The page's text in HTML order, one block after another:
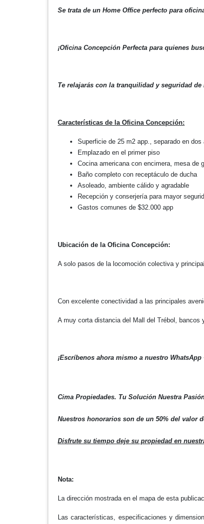
Se trata de un Home Office perfecto para
¡Oficina Concepción Perfecta para quienes
Te relajarás con la tranquilidad y seguridad
Características de la Oficina Concepción:
Superficie de 25 m2 app., separado en dos
Emplazado en el primer piso
Cocina americana con encimera, mesa de
Baño completo con receptáculo de ducha
Asoleado, ambiente cálido y agradable
Recepción y conserjería para mayor
Gastos comunes de $32.000 app
Ubicación de la Oficina Concepción:
A solo pasos de la locomoción colectiva y
Con excelente conectividad a las principales
A muy corta distancia del Mall del Trébol, bancos
¡Escríbenos ahora mismo a nuestro WhatsApp
Cima Propiedades. Tu Solución Nuestra
Nuestros honorarios son de un 50% del valor
Disfrute su tiempo deje su propiedad en
Nota:
La dirección mostrada en el mapa de esta
Las características, especificaciones y